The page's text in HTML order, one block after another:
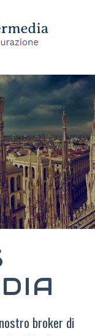
broker di